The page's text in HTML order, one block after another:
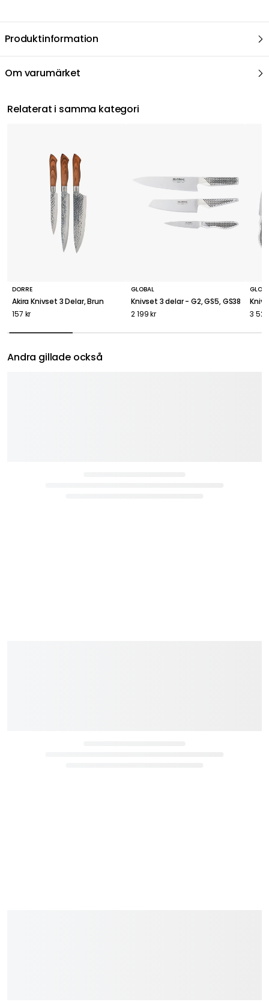
Produktinformation
Om varumärket
Relaterat i samma kategori
DORRE
Akira Knivset 3 Delar, Brun
157 kr
GLOBAL
Knivset 3 delar - G2, GS5, GS38
2 199 kr
3
Andra gillade också